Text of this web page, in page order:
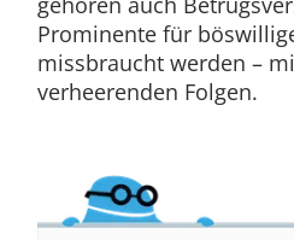
Prominente für
missbraucht werden –
verheerenden Folgen.